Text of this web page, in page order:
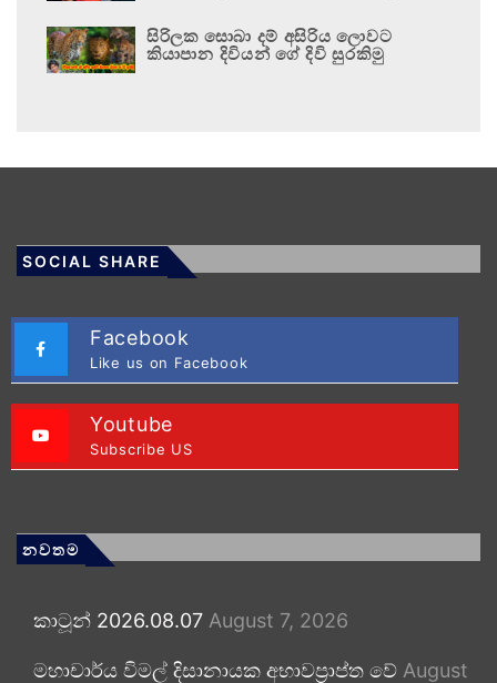
සිරිලක සොබා දම් අසිරිය ලොවට
කියාපාන දිවියන් ගේ දිවි සුරකිමු
SOCIAL SHARE
Facebook
Like us on Facebook
Youtube
Subscribe US
නවතම
කාටූන් 2026.08.07 August 7, 2026
මහාචාර්ය විමල් දිසානායක අභාවප්‍රාප්ත වේ August